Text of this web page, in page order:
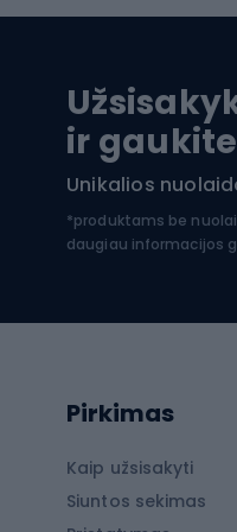
Baidarės
SUP lentos
Hidrokostiumai
Turistinė
Žygio šortai
Neperpučiamos
Žygio marškinėliai
ir
Unikalios
*produktams be
daugiau informacijos
Pirkimas
Kaip užsisakyti
Siuntos sekimas